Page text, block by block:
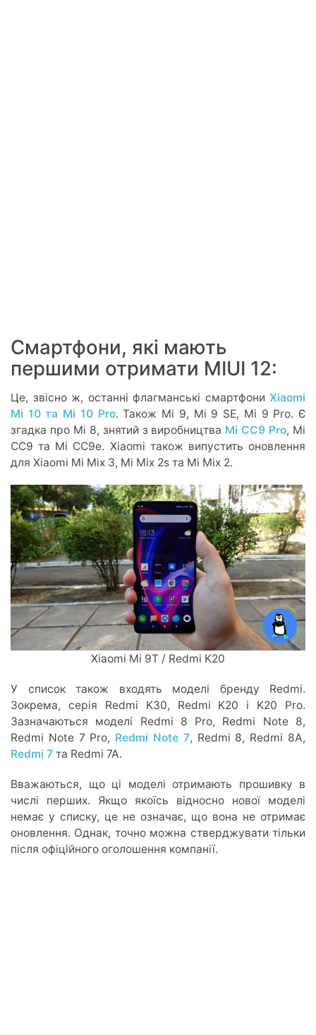
Смартфони, які мають
першими отримати MIUI 12:
Це, звісно ж, останні флагманські смартфони Xiaomi
Mi 10 та Mi 10 Pro. Також Mi 9, Mi 9 SE, Mi 9 Pro. Є
згадка про Mi 8, знятий з виробництва Mi CC9 Pro, Mi
CC9 та Mi CC9e. Xiaomi також випустить оновлення
для Xiaomi Mi Mix 3, Mi Mix 2s та Mi Mix 2.
Xiaomi Mi 9T / Redmi K20
У список також входять моделі бренду Redmi.
Зокрема, серія Redmi K30, Redmi K20 і K20 Pro.
Зазначаються моделі Redmi 8 Pro, Redmi Note 8,
Redmi Note 7 Pro, Redmi Note 7, Redmi 8, Redmi 8A,
Redmi 7 та Redmi 7A.
Вважаються, що ці моделі отримають прошивку в
числі перших. Якщо якоїсь відносно нової моделі
немає у списку, це не означає, що вона не отримає
оновлення. Однак, точно можна стверджувати тільки
після офіційного оголошення компанії.